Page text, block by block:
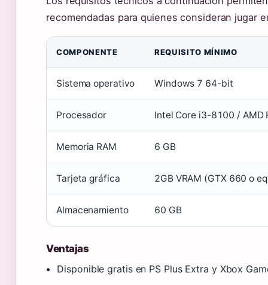
recomendadas para quienes consideran jugar
COMPONENTE REQUISITO MÍNIMO
Sistema operativo Windows 7 64-bit
Procesador Intel Core i3-8100 / AMD
Memoria RAM 6 GB
Tarjeta gráfica 2GB VRAM (GTX 660 o
Almacenamiento 60 GB
Ventajas
Disponible gratis en PS Plus Extra y Xbox